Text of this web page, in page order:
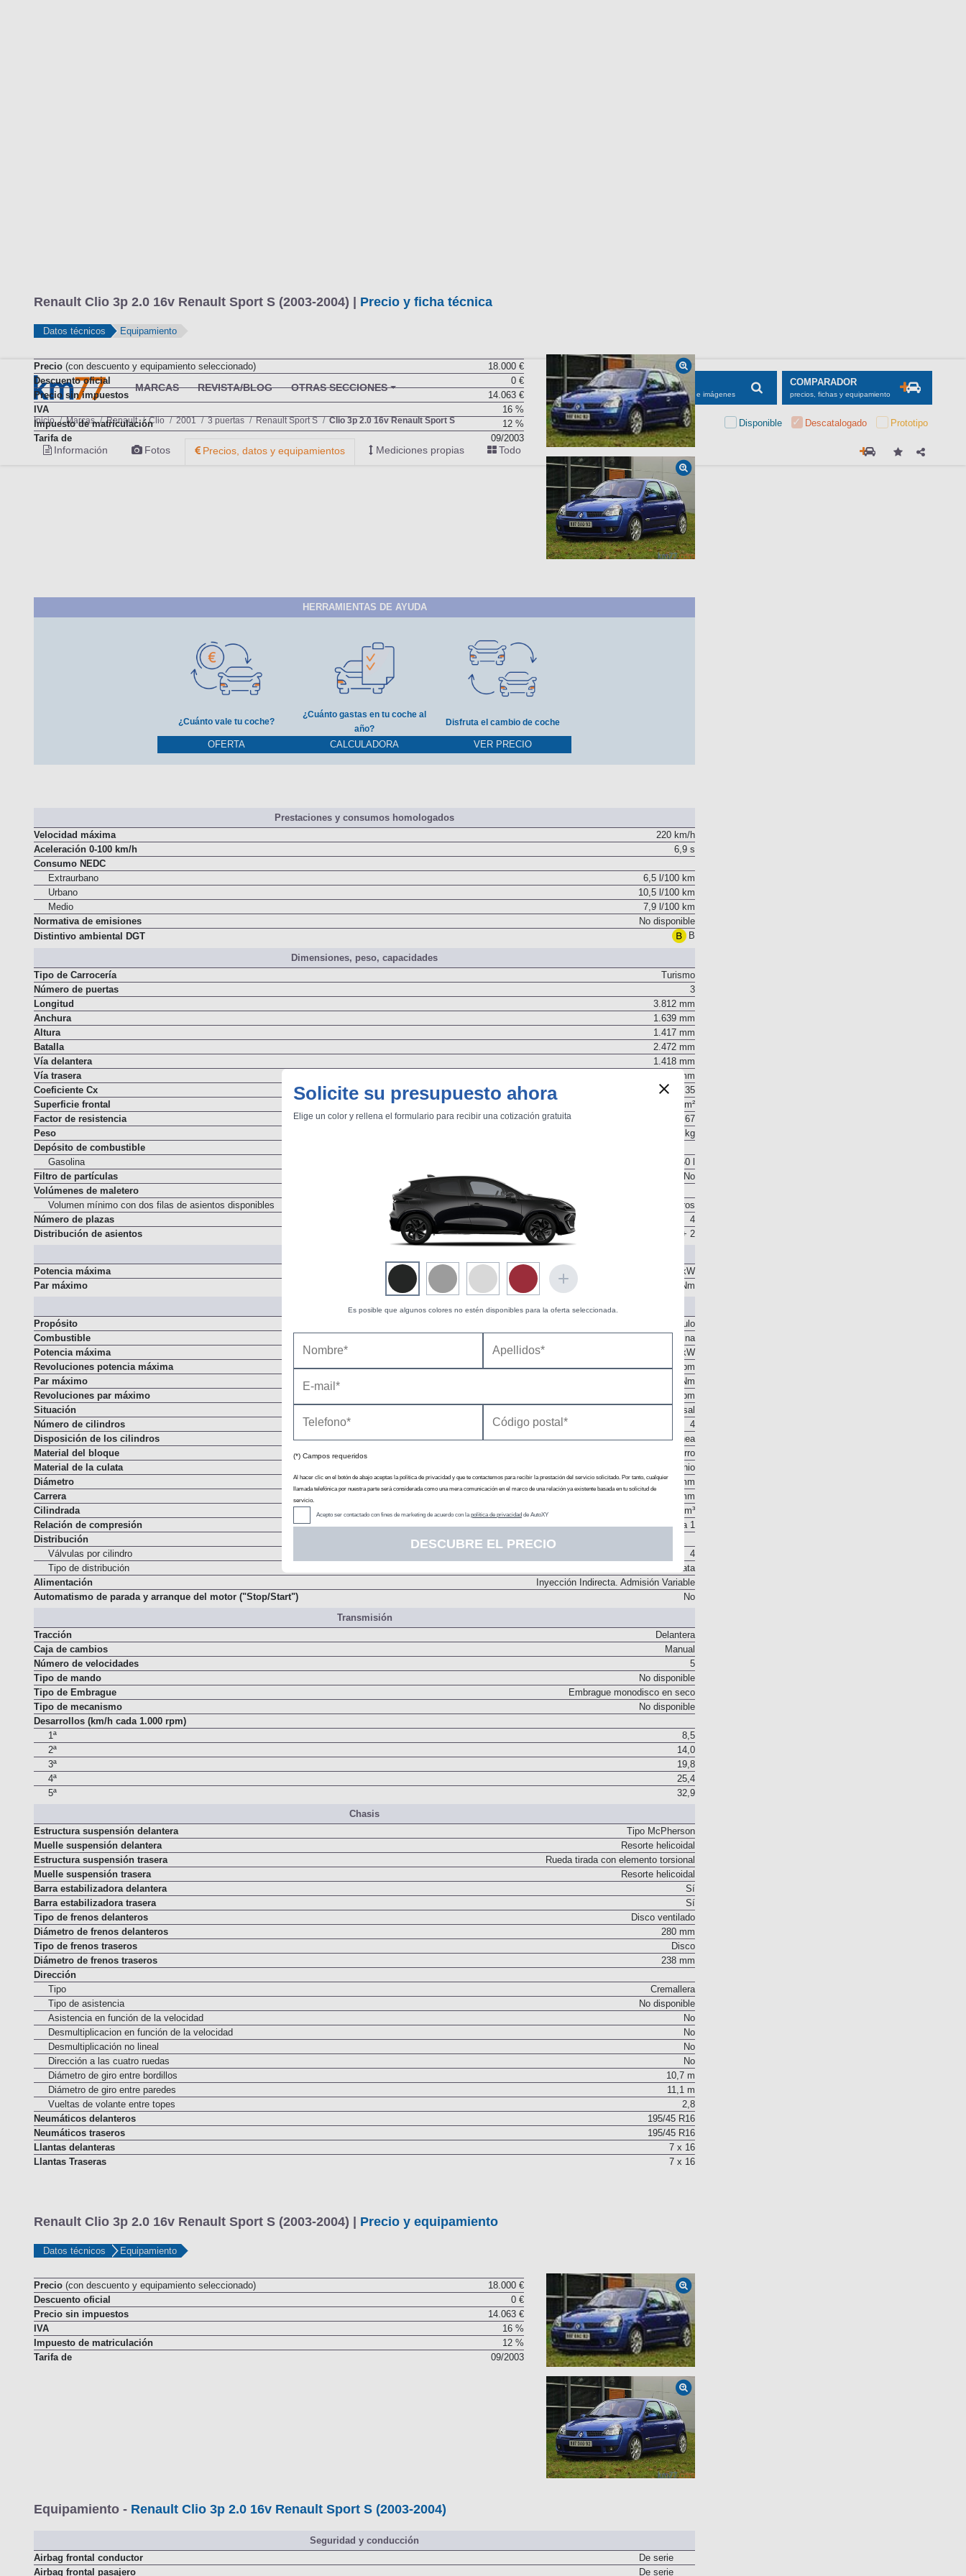
Solicite su presupuesto ahora
Elige un color y rellena el formulario para recibir una cotización gratuita
Es posible que algunos colores no estén disponibles para la oferta seleccionada.
(*) Campos requeridos
Al hacer clic en el botón de abajo aceptas la política de privacidad y que te contactemos para recibir la prestación del servicio solicitado. Por tanto, cualquier
llamada telefónica por nuestra parte será considerada como una mera comunicación en el marco de una relación ya existente basada en tu solicitud de
servicio.
Acepto ser contactado con fines de marketing de acuerdo con lapolítica de privacidad de AutoXY
DESCUBRE EL PRECIO
MARCAS REVISTA/BLOG OTRAS SECCIONES BUSCADOR
informaciones, fichas e imágenes
COMPARADOR
precios, fichas y equipamiento
Inicio Marcas Renault Clio 2001 3 puertas Renault Sport S Clio 3p 2.0 16v Renault Sport S Disponible Descatalogado Prototipo
Información Fotos Precios, datos y equipamientos Mediciones propias Todo
Renault Clio 3p 2.0 16v Renault Sport S (2003-2004) | Precio y ficha técnica
Datos técnicos Equipamiento
Precio (con descuento y equipamiento seleccionado)
18.000 €
Descuento oficial
0 €
Precio sin impuestos
14.063 €
IVA
16 %
Impuesto de matriculación
12 %
Tarifa de
09/2003
HERRAMIENTAS DE AYUDA
¿Cuánto vale tu coche?
OFERTA
¿Cuánto gastas en tu coche al
año?
CALCULADORA
Disfruta el cambio de coche
VER PRECIO
Prestaciones y consumos homologados
Velocidad máxima
220 km/h
Aceleración 0-100 km/h
6,9 s
Consumo NEDC
Extraurbano
6,5 l/100 km
Urbano
10,5 l/100 km
Medio
7,9 l/100 km
Normativa de emisiones
No disponible
Distintivo ambiental DGT
B
Dimensiones, peso, capacidades
Tipo de Carrocería
Turismo
Número de puertas
3
Longitud
3.812 mm
Anchura
1.639 mm
Altura
1.417 mm
Batalla
2.472 mm
Vía delantera
1.418 mm
Vía trasera
1.392 mm
Coeficiente Cx
0,35
Superficie frontal
1,94 m²
Factor de resistencia
0,67
Peso
955 kg
Depósito de combustible
Gasolina
50 l
Filtro de partículas
No
Volúmenes de maletero
Volumen mínimo con dos filas de asientos disponibles
255 litros
Número de plazas
4
Distribución de asientos
2 + 2
Potencia máxima
169 CV / 124 kW
Par máximo
200 Nm
Motor de Combustión
Propósito
Impulsar el vehículo
Combustible
Gasolina
Potencia máxima
169 CV / 124 kW
Revoluciones potencia máxima
6.250 rpm
Par máximo
200 Nm
Revoluciones par máximo
4.500 rpm
Situación
Delantero transversal
Número de cilindros
4
Disposición de los cilindros
En línea
Material del bloque
Hierro
Material de la culata
Aluminio
Diámetro
82,7 mm
Carrera
93 mm
Cilindrada
1.998 cm³
Relación de compresión
11 a 1
Distribución
Válvulas por cilindro
4
Tipo de distribución
Dos árboles de levas en la culata
Alimentación
Inyección Indirecta. Admisión Variable
Automatismo de parada y arranque del motor ("Stop/Start")
No
Transmisión
Tracción
Delantera
Caja de cambios
Manual
Número de velocidades
5
Tipo de mando
No disponible
Tipo de Embrague
Embrague monodisco en seco
Tipo de mecanismo
No disponible
Desarrollos (km/h cada 1.000 rpm)
1ª
8,5
2ª
14,0
3ª
19,8
4ª
25,4
5ª
32,9
Chasis
Estructura suspensión delantera
Tipo McPherson
Muelle suspensión delantera
Resorte helicoidal
Estructura suspensión trasera
Rueda tirada con elemento torsional
Muelle suspensión trasera
Resorte helicoidal
Barra estabilizadora delantera
Sí
Barra estabilizadora trasera
Sí
Tipo de frenos delanteros
Disco ventilado
Diámetro de frenos delanteros
280 mm
Tipo de frenos traseros
Disco
Diámetro de frenos traseros
238 mm
Dirección
Tipo
Cremallera
Tipo de asistencia
No disponible
Asistencia en función de la velocidad
No
Desmultiplicacion en función de la velocidad
No
Desmultiplicación no lineal
No
Dirección a las cuatro ruedas
No
Diámetro de giro entre bordillos
10,7 m
Diámetro de giro entre paredes
11,1 m
Vueltas de volante entre topes
2,8
Neumáticos delanteros
195/45 R16
Neumáticos traseros
195/45 R16
Llantas delanteras
7 x 16
Llantas Traseras
7 x 16
Renault Clio 3p 2.0 16v Renault Sport S (2003-2004) | Precio y equipamiento
Datos técnicos Equipamiento
Precio (con descuento y equipamiento seleccionado)
18.000 €
Descuento oficial
0 €
Precio sin impuestos
14.063 €
IVA
16 %
Impuesto de matriculación
12 %
Tarifa de
09/2003
Equipamiento - Renault Clio 3p 2.0 16v Renault Sport S (2003-2004)
Seguridad y conducción
Airbag frontal conductor
De serie
Airbag frontal pasajero
De serie